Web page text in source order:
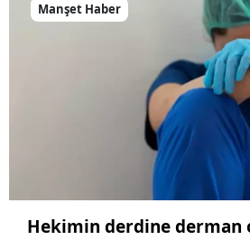
Manşet Haber
Hekimin derdine derman